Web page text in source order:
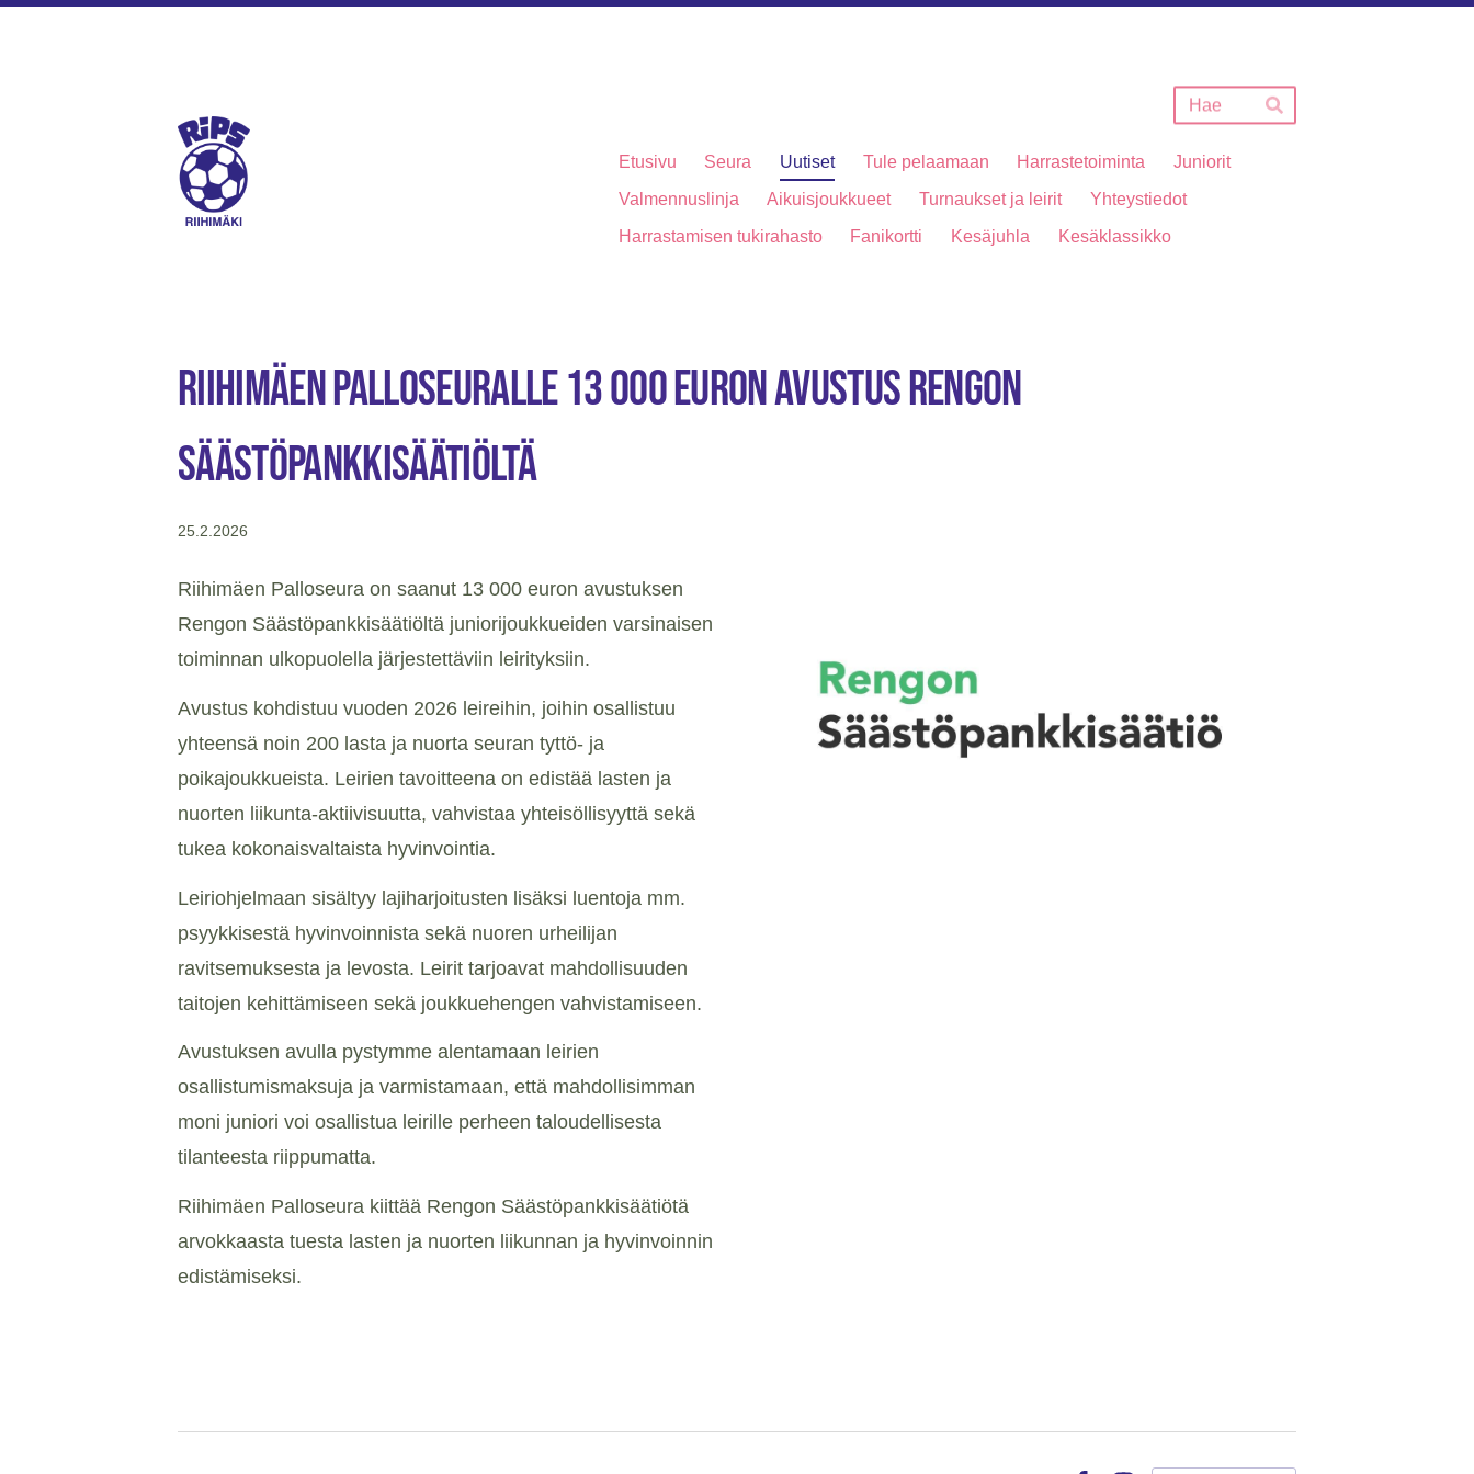
Hae
Riihimäen Palloseura ry
Etusivu Seura Uutiset Tule pelaamaan Harrastetoiminta
Juniorit
Valmennuslinja
Aikuisjoukkueet Turnaukset ja leirit
Yhteystiedot
Harrastamisen tukirahasto
Fanikortti Kesäjuhla Kesäklassikko
Riihimäen Palloseuralle 13 000 euron avustus Rengon
Säästöpankkisäätiöltä
25.2.2026
Riihimäen Palloseura on saanut 13 000 euron avustuksen
Rengon Säästöpankkisäätiöltä juniorijoukkueiden varsinaisen
toiminnan ulkopuolella järjestettäviin leirityksiin.
Avustus kohdistuu vuoden 2026 leireihin, joihin osallistuu
yhteensä noin 200 lasta ja nuorta seuran tyttö- ja
poikajoukkueista. Leirien tavoitteena on edistää lasten ja
nuorten liikunta-aktiivisuutta, vahvistaa yhteisöllisyyttä sekä
tukea kokonaisvaltaista hyvinvointia.
Leiriohjelmaan sisältyy lajiharjoitusten lisäksi luentoja mm.
psyykkisestä hyvinvoinnista sekä nuoren urheilijan
ravitsemuksesta ja levosta. Leirit tarjoavat mahdollisuuden
taitojen kehittämiseen sekä joukkuehengen vahvistamiseen.
Avustuksen avulla pystymme alentamaan leirien
osallistumismaksuja ja varmistamaan, että mahdollisimman
moni juniori voi osallistua leirille perheen taloudellisesta
tilanteesta riippumatta.
Riihimäen Palloseura kiittää Rengon Säästöpankkisäätiötä
arvokkaasta tuesta lasten ja nuorten liikunnan ja hyvinvoinnin
edistämiseksi.